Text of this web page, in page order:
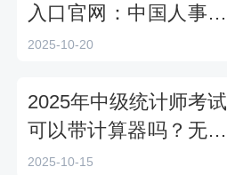
入口官网：中国人事考
试网
2025-10-20
2025年中级统计师考试
可以带计算器吗？无存
储功能计算器可携带附
2025-10-15